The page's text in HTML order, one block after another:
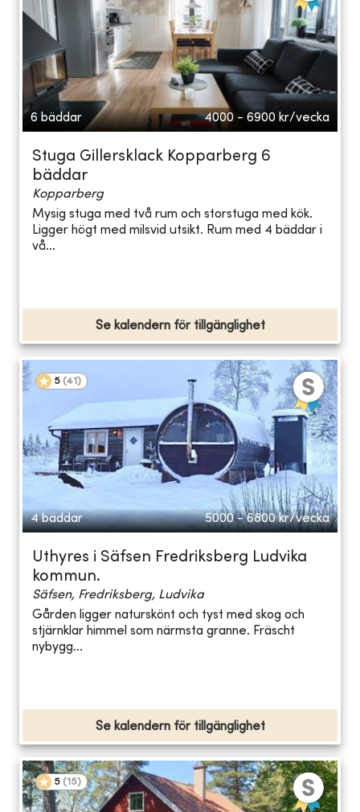
6 bäddar 4000 - 6900 kr/vecka
Stuga Gillersklack Kopparberg 6
bäddar
Kopparberg
Mysig stuga med två rum och storstuga med kök.
Ligger högt med milsvid utsikt. Rum med 4 bäddar i
vå...
Se kalendern för tillgänglighet
5 (41 )
4 bäddar 5000 - 6800 kr/vecka
Uthyres i Säfsen Fredriksberg Ludvika
kommun.
Säfsen, Fredriksberg, Ludvika
Gården ligger naturskönt och tyst med skog och
stjärnklar himmel som närmsta granne. Fräscht
nybygg...
Se kalendern för tillgänglighet
5 (15)